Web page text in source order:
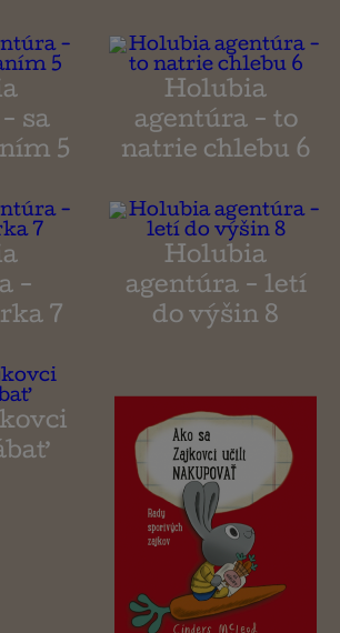
sa
5
Holubia
agentúra - to
natrie chlebu 6
-
7
Holubia
agentúra - letí
do výšin 8